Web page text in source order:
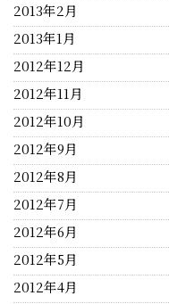
2013年2月
2013年1月
2012年12月
2012年11月
2012年10月
2012年9月
2012年8月
2012年7月
2012年6月
2012年5月
2012年4月